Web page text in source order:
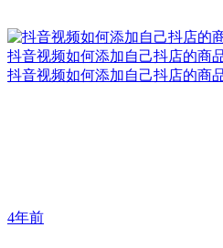
抖音视频如何添加自己抖店的商
抖音视频如何添加自己抖店的商
4年前